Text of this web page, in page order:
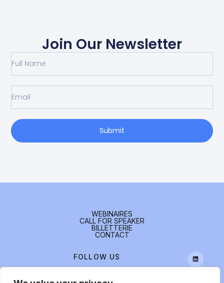
Join Our Newsletter
Submit
WEBINAIRES
CALL FOR SPEAKER
BILLETTERIE
CONTACT
FOLLOW US